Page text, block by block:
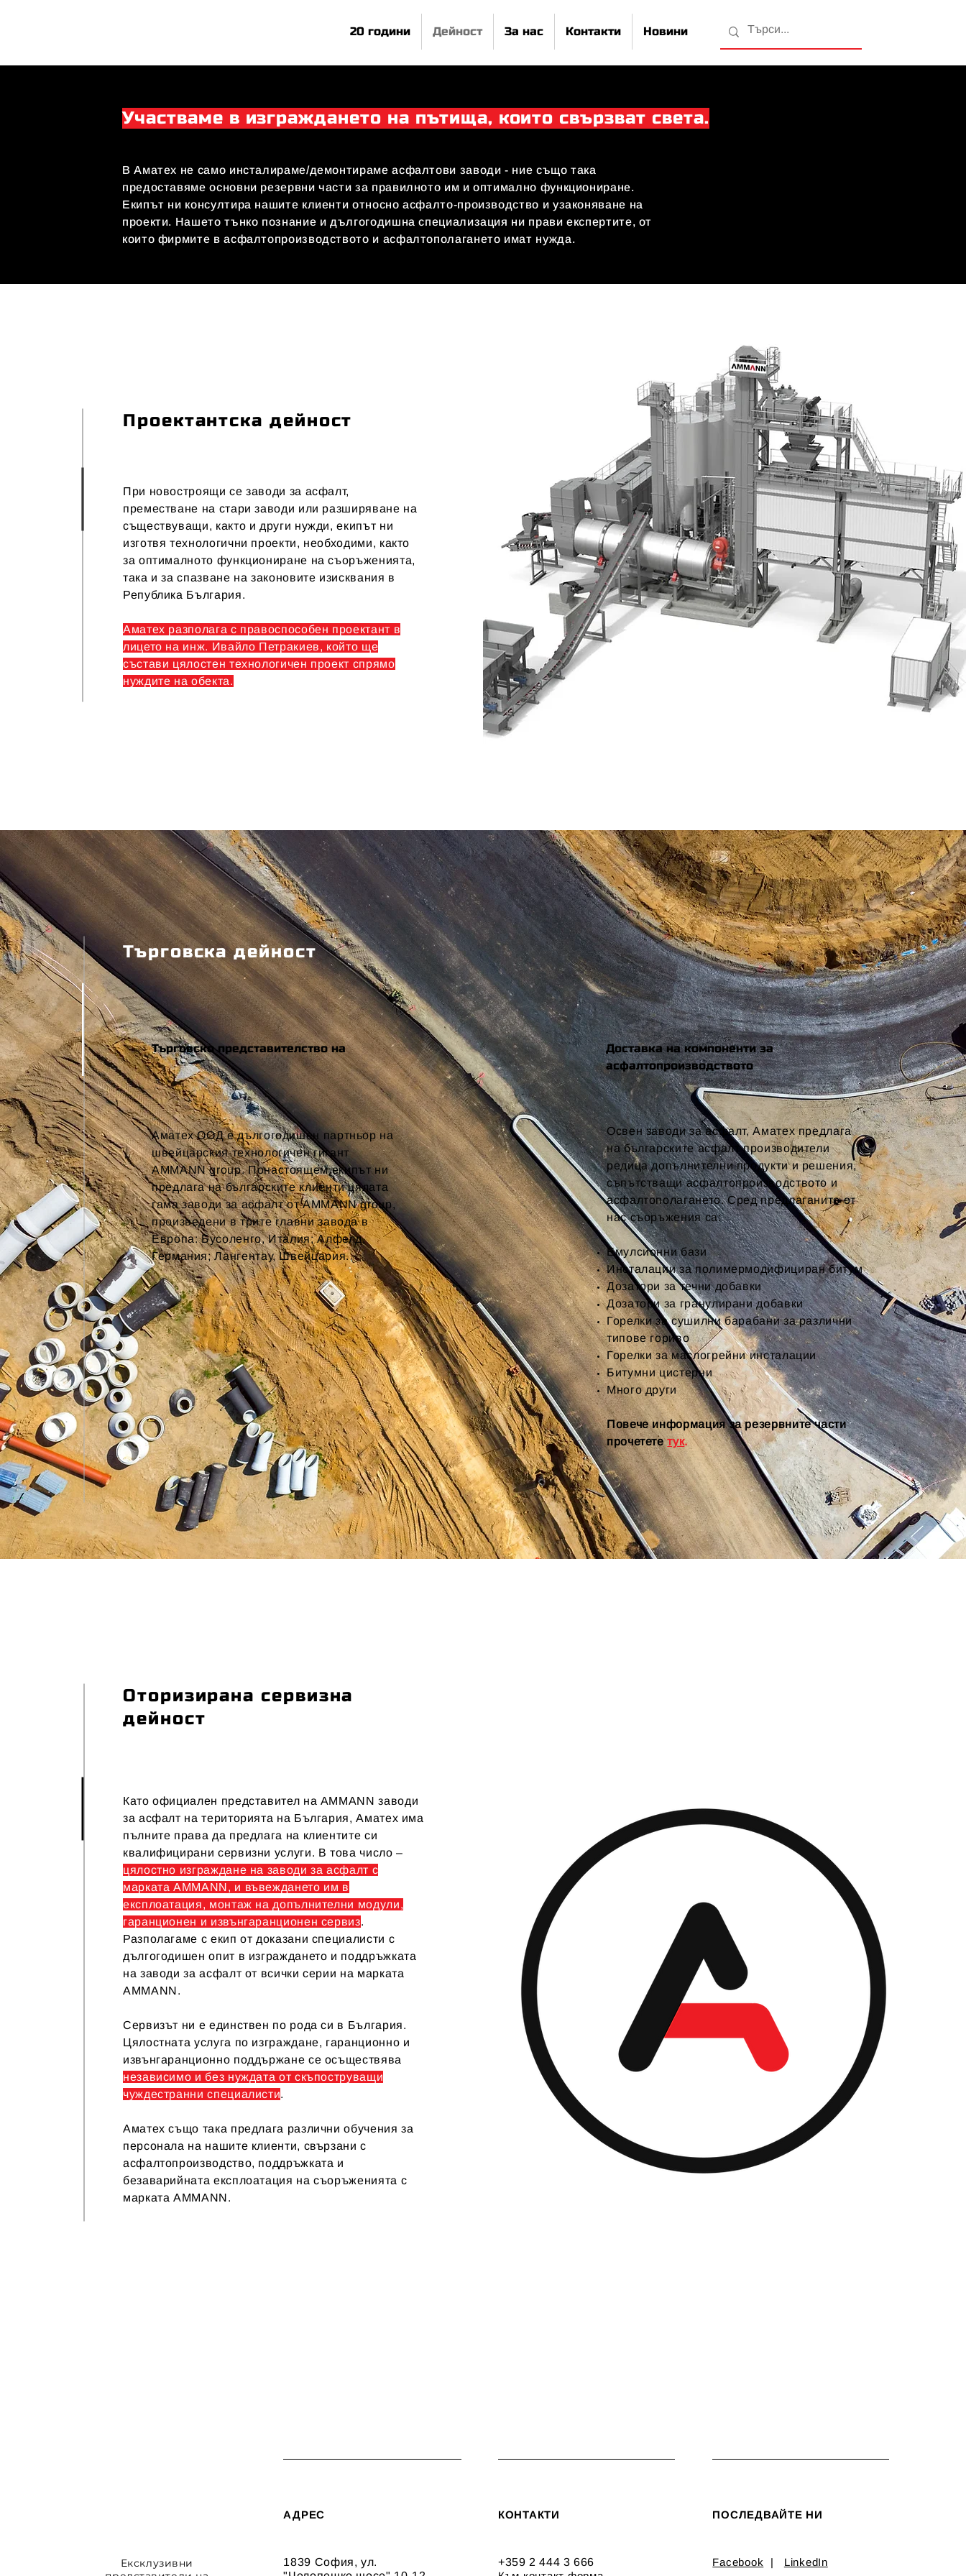
20 години Дейност За нас Контакти Новини
Участваме в изграждането на пътища, които свързват света.
В Аматех не само инсталираме/демонтираме асфалтови заводи - ние също така
предоставяме основни резервни части за правилното им и оптимално функциониране.
Екипът ни консултира нашите клиенти относно асфалто-производство и узаконяване на
проекти. Нашето тънко познание и дългогодишна специализация ни прави експертите, от
които фирмите в асфалтопроизводството и асфалтополагането имат нужда.
Проектантска дейност
При новостроящи се заводи за асфалт,
преместване на стари заводи или разширяване на
съществуващи, както и други нужди, екипът ни
изготвя технологични проекти, необходими, както
за оптималното функциониране на съоръженията,
така и за спазване на законовите изисквания в
Република България.
Аматех разполага с правоспособен проектант в
лицето на инж. Ивайло Петракиев, който ще
състави цялостен технологичен проект спрямо
нуждите на обекта.
Търговска дейност
Търговско представителство на
Аматех ООД е дългогодишен партньор на
швейцарския технологичен гигант
AMMАNN group. Понастоящем екипът ни
предлага на българските клиенти цялата
гама заводи за асфалт от AMMАNN group,
произведени в трите главни завода в
Европа: Бусоленго, Италия; Алфелд,
Германия; Лангентау, Швейцария.
Доставка на компоненти за
асфалтопроизводството
Освен заводи за асфалт, Аматех предлага
на българските асфалт производители
редица допълнителни продукти и решения,
съпътстващи асфалтопроизводството и
асфалтополагането. Сред предлаганите от
нас съоръжения са:
Емулсионни бази
Инсталации за полимермодифициран битум
Дозатори за течни добавки
Дозатори за гранулирани добавки
Горелки за сушилни барабани за различни
типове гориво
Горелки за маслогрейни инсталации
Битумни цистерни
Много други
Повече информация за резервните части
прочетететук.
Оторизирана сервизна
дейност
Като официален представител на AMMANN заводи
за асфалт на територията на България, Аматех има
пълните права да предлага на клиентите си
квалифицирани сервизни услуги. В това число –
цялостно изграждане на заводи за асфалт с
марката AMMANN, и въвеждането им в
експлоатация, монтаж на допълнителни модули,
гаранционен и извънгаранционен сервиз.
Разполагаме с екип от доказани специалисти с
дългогодишен опит в изграждането и поддръжката
на заводи за асфалт от всички серии на марката
AMMАNN.
Сервизът ни е единствен по рода си в България.
Цялостната услуга по изграждане, гаранционно и
извънгаранционно поддържане се осъществява
независимо и без нуждата от скъпоструващи
чуждестранни специалисти.
Аматех също така предлага различни обучения за
персонала на нашите клиенти, свързани с
асфалтопроизводство, поддръжката и
безаварийната експлоатация на съоръженията с
марката AMMANN.
Ексклузивни
АДРЕС
1839 София, ул.
КОНТАКТИ
+359 2 444 3 666
ПОСЛЕДВАЙТЕ НИ
Facebook | LinkedIn